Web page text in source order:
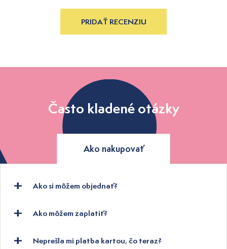
PRIDAŤ RECENZIU
Často kladené otázky
Ako nakupovať
Ako si môžem objednať?
Ako môžem zaplatiť?
Neprešla mi platba kartou, čo teraz?